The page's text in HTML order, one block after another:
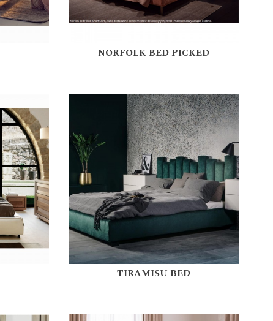
NORFOLK BED PICKED
TIRAMISU BED